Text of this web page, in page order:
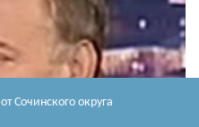
от Сочинского округа